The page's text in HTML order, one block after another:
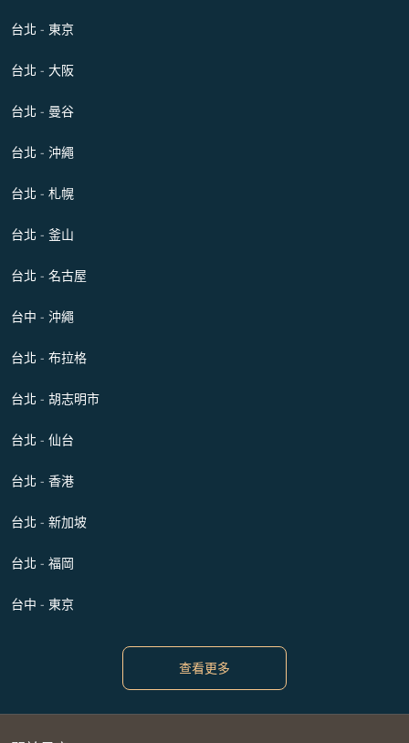
台北 - 東京
台北 - 大阪
台北 - 曼谷
台北 - 沖繩
台北 - 札幌
台北 - 釜山
台北 - 名古屋
台中 - 沖繩
台北 - 布拉格
台北 - 胡志明市
台北 - 仙台
台北 - 香港
台北 - 新加坡
台北 - 福岡
台中 - 東京
查看更多